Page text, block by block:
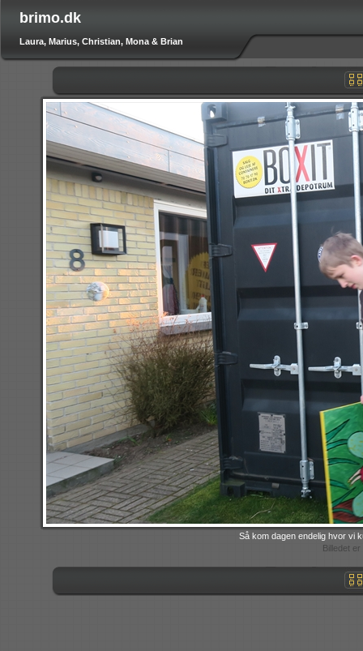
brimo.dk
Laura, Marius, Christian, Mona & Brian
Så kom dagen endelig hvor vi
Billedet